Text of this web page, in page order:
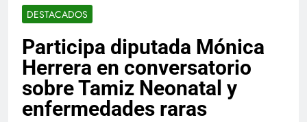
DESTACADOS
Participa diputada Mónica
Herrera en conversatorio
sobre Tamiz Neonatal y
enfermedades raras